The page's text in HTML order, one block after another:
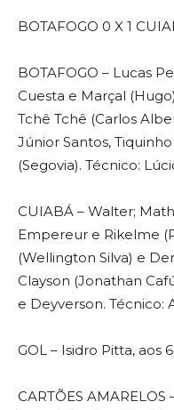
BOTAFOGO 0 X 1
BOTAFOGO – Lucas
Cuesta e Marçal
Tchê Tchê (Carlos
Júnior Santos,
(Segovia). Técnico:
CUIABÁ – Walter;
Empereur e Rikelme
(Wellington Silva) e
Clayson (Jonathan
e Deyverson. Técnico:
GOL – Isidro Pitta,
CARTÕES